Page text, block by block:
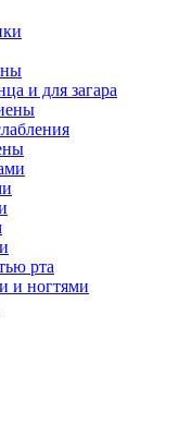
и для загара
рта
и ногтями